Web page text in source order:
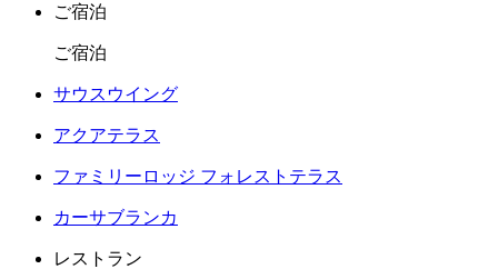
ご宿泊
ご宿泊
サウスウイング
アクアテラス
ファミリーロッジ フォレストテラス
カーサブランカ
レストラン